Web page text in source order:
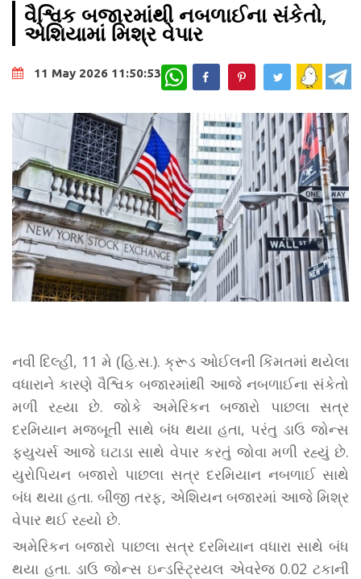
વૈશ્વિક બજારમાંથી નબળાઈના સંકેતો,
એશિયામાં મિશ્ર વેપાર
11 May 2026 11:50:53 WhatsApp
નવી દિલ્હી, 11 મે (હિ.સ.). ક્રૂડ ઓઈલની કિંમતમાં થયેલા
વધારાને કારણે વૈશ્વિક બજારમાંથી આજે નબળાઈના સંકેતો
મળી રહ્યા છે. જોકે અમેરિકન બજારો પાછલા સત્ર
દરમિયાન મજબૂતી સાથે બંધ થયા હતા, પરંતુ ડાઉ જોન્સ
ફ્યુચર્સ આજે ઘટાડા સાથે વેપાર કરતું જોવા મળી રહ્યું છે.
યુરોપિયન બજારો પાછલા સત્ર દરમિયાન નબળાઈ સાથે
બંધ થયા હતા. બીજી તરફ, એશિયન બજારમાં આજે મિશ્ર
વેપાર થઈ રહ્યો છે.
અમેરિકન બજારો પાછલા સત્ર દરમિયાન વધારા સાથે બંધ
થયા હતા. ડાઉ જોન્સ ઇન્ડસ્ટ્રિયલ એવરેજ 0.02 ટકાની